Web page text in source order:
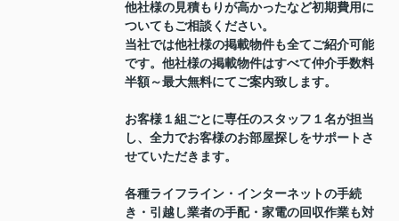
他社様の見積もりが高かったなど初期費用に
ついてもご相談ください。
当社では他社様の掲載物件も全てご紹介可能
です。他社様の掲載物件はすべて仲介手数料
半額～最大無料にてご案内致します。
お客様１組ごとに専任のスタッフ１名が担当
し、全力でお客様のお部屋探しをサポートさ
せていただきます。
各種ライフライン・インターネットの手続
き・引越し業者の手配・家電の回収作業も対